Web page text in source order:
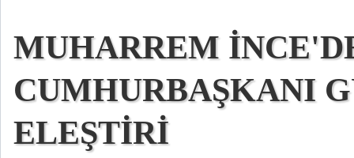
MUHARREM
CUMHURBAŞKANI
ELEŞTİRİ